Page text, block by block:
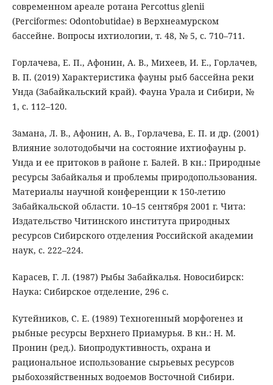
современном ареале ротана Percottus glenii
(Perciformes: Odontobutidae) в Верхнеамурском
бассейне. Вопросы ихтиологии, т. 48, № 5, с. 710–711.
Горлачева, Е. П., Афонин, А. В., Михеев, И. Е., Горлачев,
В. П. (2019) Характеристика фауны рыб бассейна реки
Унда (Забайкальский край). Фауна Урала и Сибири, №
1, с. 112–120.
Замана, Л. В., Афонин, А. В., Горлачева, Е. П. и др. (2001)
Влияние золотодобычи на состояние ихтиофауны р.
Унда и ее притоков в районе г. Балей. В кн.: Природные
ресурсы Забайкалья и проблемы природопользования.
Материалы научной конференции к 150-летию
Забайкальской области. 10–15 сентября 2001 г. Чита:
Издательство Читинского института природных
ресурсов Сибирского отделения Российской академии
наук, с. 222–224.
Карасев, Г. Л. (1987) Рыбы Забайкалья. Новосибирск:
Наука: Сибирское отделение, 296 с.
Кутейников, С. Е. (1989) Техногенный морфогенез и
рыбные ресурсы Верхнего Приамурья. В кн.: Н. М.
Пронин (ред.). Биопродуктивность, охрана и
рациональное использование сырьевых ресурсов
рыбохозяйственных водоемов Восточной Сибири.